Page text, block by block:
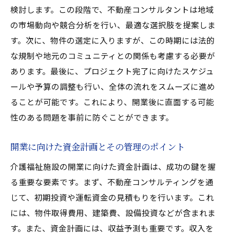
検討します。この段階で、不動産コンサルタントは地域
の市場動向や競合分析を行い、最適な選択肢を提案しま
す。次に、物件の選定に入りますが、この時期には法的
な規制や地元のコミュニティとの関係も考慮する必要が
あります。最後に、プロジェクト完了に向けたスケジュ
ールや予算の調整も行い、全体の流れをスムーズに進め
ることが可能です。これにより、開業後に直面する可能
性のある問題を事前に防ぐことができます。
開業に向けた資金計画とその管理のポイント
介護福祉施設の開業に向けた資金計画は、成功の鍵を握
る重要な要素です。まず、不動産コンサルティングを通
じて、初期投資や運転資金の見積もりを行います。これ
には、物件取得費用、建築費、設備投資などが含まれま
す。また、資金計画には、収益予測も重要です。収入を